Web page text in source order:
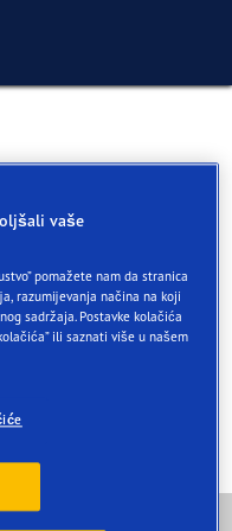
za kupce
vaše
pomažete nam da stranica
razumijevanja načina na koji
sadržaja. Postavke kolačića
ili saznati više u našem